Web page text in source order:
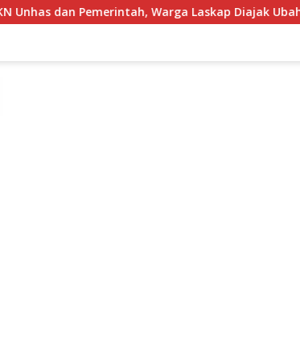
Laskap Diajak Ubah Sampah Jadi Cuan